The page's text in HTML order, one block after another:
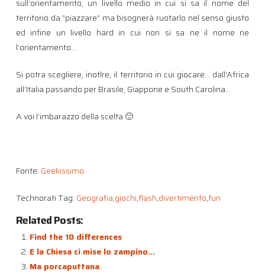
sull’orientamento, un livello medio in cui si sa il nome del
territorio da “piazzare” ma bisognerà ruotarlo nel senso giusto
ed infine un livello hard in cui non si sa ne il nome ne
l’orientamento…
Si potra scegliere, inotlre, il territorio in cui giocare… dall’Africa
all’Italia passando per Brasile, Giappone e South Carolina…
A voi l’imbarazzo della scelta 🙂
Fonte: Geekissimo
Technorati Tag: Geografia,giochi,flash,divertimento,fun
Related Posts:
Find the 10 differences
E la Chiesa ci mise lo zampino…
Ma porcaputtana